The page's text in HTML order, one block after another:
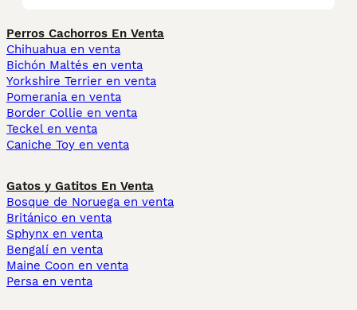
Perros Cachorros En Venta
Chihuahua en venta
Bichón Maltés en venta
Yorkshire Terrier en venta
Pomerania en venta
Border Collie en venta
Teckel en venta
Caniche Toy en venta
Gatos y Gatitos En Venta
Bosque de Noruega en venta
Británico en venta
Sphynx en venta
Bengalí en venta
Maine Coon en venta
Persa en venta